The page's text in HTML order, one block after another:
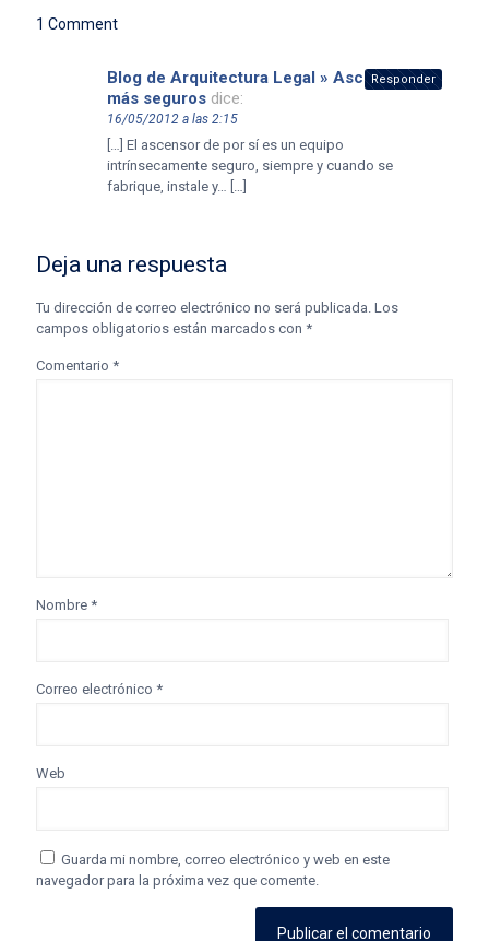
1 Comment
Blog de Arquitectura Legal » Ascensores
más seguros dice:
16/05/2012 a las 2:15
[…] El ascensor de por sí es un equipo
intrínsecamente seguro, siempre y cuando se
fabrique, instale y… […]
Responder
Deja una respuesta
Tu dirección de correo electrónico no será publicada. Los
campos obligatorios están marcados con *
Comentario *
Nombre *
Correo electrónico *
Web
Guarda mi nombre, correo electrónico y web en este
navegador para la próxima vez que comente.